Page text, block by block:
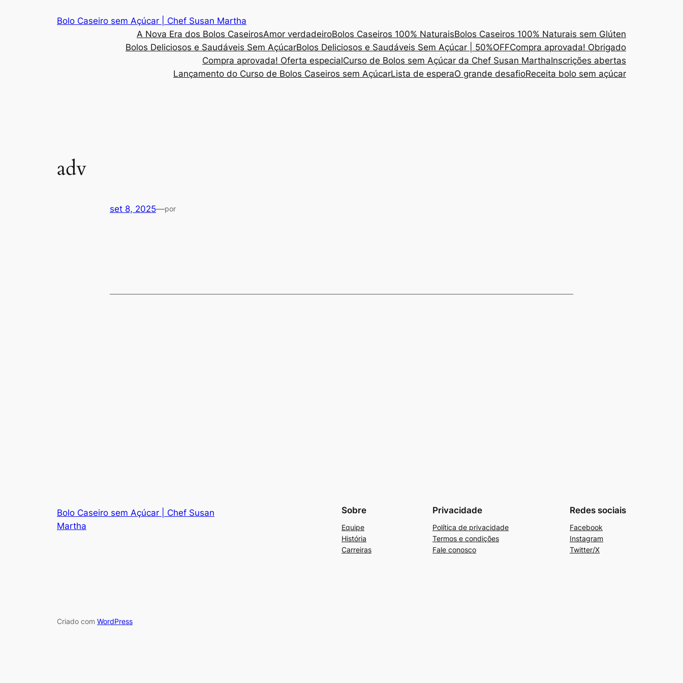
Bolo Caseiro sem Açúcar | Chef Susan Martha
A Nova Era dos Bolos CaseirosAmor verdadeiroBolos Caseiros 100% NaturaisBolos Caseiros 100% Naturais sem Glúten
Bolos Deliciosos e Saudáveis Sem AçúcarBolos Deliciosos e Saudáveis Sem Açúcar | 50%OFFCompra aprovada! Obrigado
Compra aprovada! Oferta especialCurso de Bolos sem Açúcar da Chef Susan MarthaInscrições abertas
Lançamento do Curso de Bolos Caseiros sem AçúcarLista de esperaO grande desafioReceita bolo sem açúcar
adv
set 8, 2025—por
Bolo Caseiro sem Açúcar | Chef Susan
Martha
Sobre
Equipe
História
Carreiras
Privacidade
Política de privacidade
Termos e condições
Fale conosco
Redes sociais
Facebook
Instagram
Twitter/X
Criado com WordPress